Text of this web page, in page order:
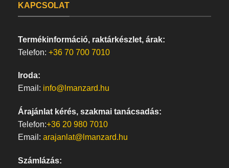
KAPCSOLAT
Termékinformáció, raktárkészlet, árak:
Telefon: +36 70 700 7010
Iroda:
Email: info@lmanzard.hu
Árajánlat kérés, szakmai tanácsadás:
Telefon:+36 20 980 7010
Email: arajanlat@lmanzard.hu
Számlázás: